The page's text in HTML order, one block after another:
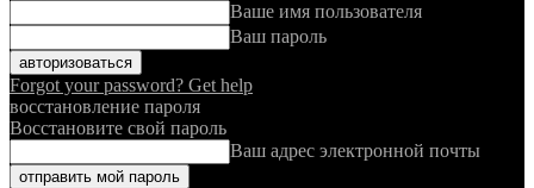
Ваше имя пользователя
Ваш пароль
Forgot your password? Get help
восстановление пароля
Восстановите свой пароль
Ваш адрес электронной почты